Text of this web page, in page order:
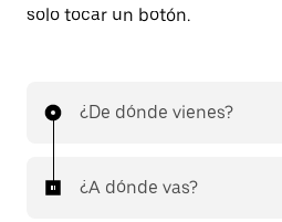
solo tocar un botón.
¿De dónde vienes?
¿A dónde vas?